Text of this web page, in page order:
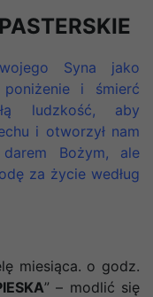
Syna jako
i śmierć
ludzkość, aby
i otworzył nam
Bożym, ale
za życie według
miesiąca. o godz.
” – modlić się